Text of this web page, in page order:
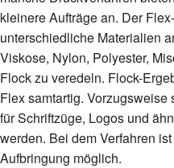
kleinere Aufträge an. Der
unterschiedliche Materialien
Viskose, Nylon, Polyester,
Flock zu veredeln. Flock-
Flex samtartig.
für Schriftzüge, Logos und
werden. Bei dem Verfahren
Aufbringung möglich.